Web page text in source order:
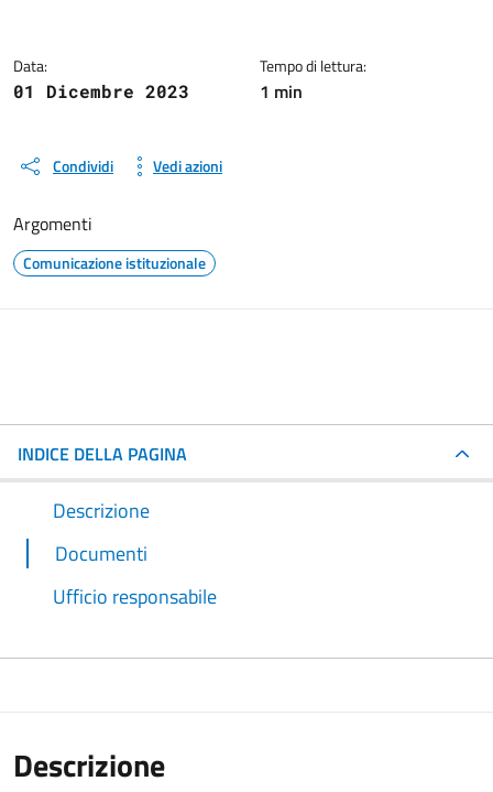
Data:
01 Dicembre 2023
Tempo di lettura:
1 min
Condividi Vedi azioni
Argomenti
Comunicazione istituzionale
INDICE DELLA PAGINA
Descrizione
Documenti
Ufficio responsabile
Descrizione